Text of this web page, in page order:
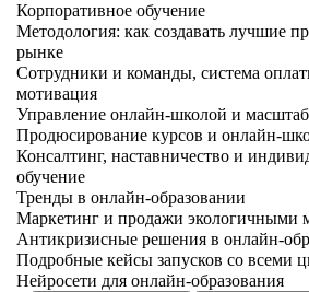
Корпоративное обучение
Методология: как создавать лучшие
рынке
Сотрудники и команды, система
мотивация
Управление онлайн-школой и
Продюсирование курсов и онлайн-
Консалтинг, наставничество и
обучение
Тренды в онлайн-образовании
Маркетинг и продажи экологичными
Антикризисные решения в онлайн-
Подробные кейсы запусков со всеми
Нейросети для онлайн-образования